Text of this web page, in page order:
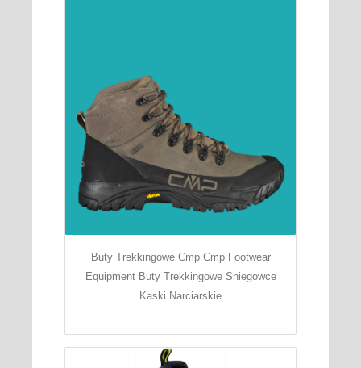
Buty Trekkingowe Cmp Cmp Footwear
Equipment Buty Trekkingowe Sniegowce
Kaski Narciarskie